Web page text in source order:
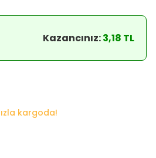
Kazancınız:3,18 TL
kargoda!